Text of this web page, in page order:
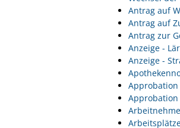
Antrag auf
Antrag auf
Antrag zur
Anzeige -
Anzeige -